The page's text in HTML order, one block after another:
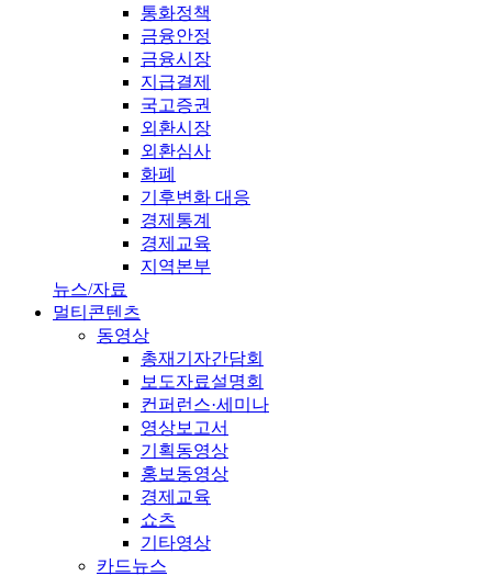
통화정책
금융안정
금융시장
지급결제
국고증권
외환시장
외환심사
화폐
기후변화 대응
경제통계
경제교육
지역본부
뉴스/자료
멀티콘텐츠
동영상
총재기자간담회
보도자료설명회
컨퍼런스·세미나
영상보고서
기획동영상
홍보동영상
경제교육
쇼츠
기타영상
카드뉴스